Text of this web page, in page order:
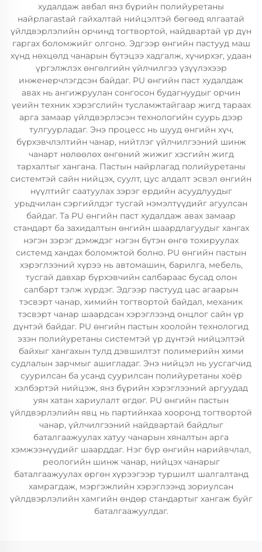
худалдаж авбал янз бүрийн полийуретаны
найрлагаstай гайхалтай нийцэлтэй бөгөөд ялгаатай
үйлдвэрлэлийн орчинд тогтвортой, найдвартай үр дүн
гаргах боломжийг олгоно. Эдгээр өнгийн пастууд маш
хүнд нөхцөлд чанарын бүтэцээ хадгалж, хүчирхэг, удаан
үргэлжлэх өнгөлгийн үйлчилгээ үзүүлэхээр
инженерчлэгдсэн байдаг. PU өнгийн паст худалдаж
авах нь ангижруулан сонгосон будагнуудыг орчин
үеийн техник хэрэгслийн тусламжтайгаар жигд тараах
арга замаар үйлдвэрлэсэн технологийн суурь дээр
тулгуурладаг. Энэ процесс нь шууд өнгийн хүч,
бүрхэвчлэлтийн чанар, нийтлэг үйлчилгээний шинж
чанарт нөлөөлөх өнгөний жижиг хэсгийн жигд
тархалтыг хангана. Пастын найрлагад полийуретаны
системтэй сайн нийцэх, суулт, цус алдалт эсвэл өнгийн
нүүлтийг саатуулах зэрэг ердийн асуудлуудыг
урьдчилан сэргийлдэг тусгай нэмэлтүүдийг агуулсан
байдаг. Та PU өнгийн паст худалдаж авах замаар
стандарт ба захидалтын өнгийн шаардлагуудыг хангах
нэгэн зэрэг дэмждэг нэгэн бүтэн өнгө тохируулах
системд хандах боломжтой болно. PU өнгийн пастын
хэрэглээний хүрээ нь автомашин, барилга, мебель,
тусгай давхар бүрхэвчийн салбараас бусад олон
салбарт тэлж хүрдэг. Эдгээр пастууд цас агаарын
тэсвэрт чанар, химийн тогтвортой байдал, механик
тэсвэрт чанар шаардсан хэрэглээнд онцлог сайн үр
дүнтэй байдаг. PU өнгийн пастын хоолойн технологид
эзэн полийуретаны системтэй үр дүнтэй нийцэлтэй
байхыг хангахын тулд дэвшилтэт полимерийн хими
судлалын зарчмыг ашигладаг. Энэ нийцэл нь уусгагчид
суурилсан ба усанд суурилсан полийуретаны хоёр
хэлбэртэй нийцэж, янз бүрийн хэрэглээний аргуудад
уян хатан хариулалт өгдөг. PU өнгийн пастын
үйлдвэрлэлийн явц нь партийнхаа хооронд тогтвортой
чанар, үйлчилгээний найдвартай байдлыг
баталгаажуулах хатуу чанарын хяналтын арга
хэмжээнүүдийг шаарддаг. Нэг бүр өнгийн нарийвчлал,
реологийн шинж чанар, нийцэх чанарыг
баталгаажуулах өргөн хүрээгээр туршилт шалгалтанд
хамрагдаж, мэргэжлийн хэрэглээнд зориулсан
үйлдвэрлэлийн хамгийн өндөр стандартыг хангаж буйг
баталгаажуулдаг.